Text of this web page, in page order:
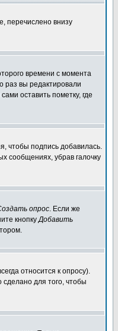
перечислено внизу
времени с момента
раз вы редактировали
оставить пометку, где
чтобы подпись добавилась.
сообщениях, убрав галочку
опрос. Если же
кнопкуДобавить
относится к опросу).
сделано для того, чтобы